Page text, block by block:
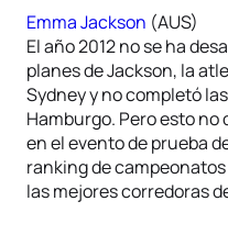
Emma Jackson (AUS)
El año 2012 no se ha
planes de Jackson, la
Sydney y no completó
Hamburgo. Pero esto
en el evento de prueba
ranking de campeonatos
las mejores corredoras